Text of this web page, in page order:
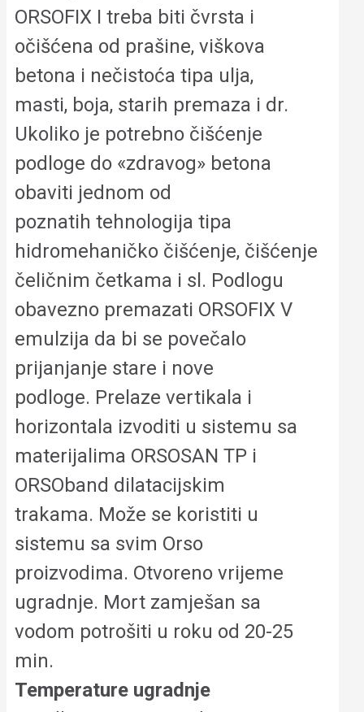
ORSOFIX I treba biti čvrsta i
očišćena od prašine, viškova
betona i nečistoća tipa ulja,
masti, boja, starih premaza i dr.
Ukoliko je potrebno čišćenje
podloge do «zdravog» betona
obaviti jednom od
poznatih tehnologija tipa
hidromehaničko čišćenje, čišćenje
čeličnim četkama i sl. Podlogu
obavezno premazati ORSOFIX V
emulzija da bi se povečalo
prijanjanje stare i nove
podloge. Prelaze vertikala i
horizontala izvoditi u sistemu sa
materijalima ORSOSAN TP i
ORSOband dilatacijskim
trakama. Može se koristiti u
sistemu sa svim Orso
proizvodima. Otvoreno vrijeme
ugradnje. Mort zamješan sa
vodom potrošiti u roku od 20-25
min.
Temperature ugradnje